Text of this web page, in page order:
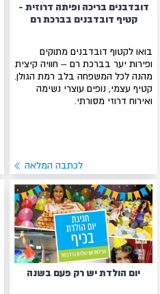
דובדבנים בריכה ופיתה דרוזית -
קטיף דובדבנים בברכת רם
בואו לקטוף דובדבנים מתוקים
ופירות יער בברכת רם – חוויה קיצית
מהנה לכל המשפחה בלב רמת הגולן.
קטיף עצמי, נופים עוצרי נשימה
ואירוח דרוזי מסורתי.
לכתבה המלאה
יום הולדת יש רק פעם בשנה